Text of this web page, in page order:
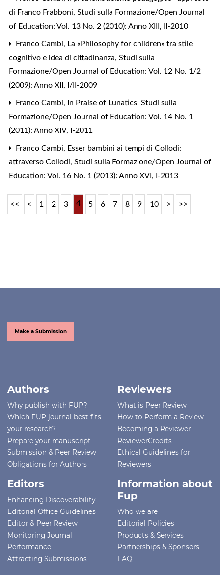
di Franco Frabboni, Studi sulla Formazione/Open Journal
of Education: Vol. 13 No. 2 (2010): Anno XIII, II-2010
Franco Cambi, La «Philosophy for children» tra stile
cognitivo e idea di cittadinanza, Studi sulla
Formazione/Open Journal of Education: Vol. 12 No. 1/2
(2009): Anno XII, I/II-2009
Franco Cambi, In Praise of Lunatics, Studi sulla
Formazione/Open Journal of Education: Vol. 14 No. 1
(2011): Anno XIV, I-2011
Franco Cambi, Esser bambini ai tempi di Collodi:
attraverso Collodi, Studi sulla Formazione/Open Journal of
Education: Vol. 16 No. 1 (2013): Anno XVI, I-2013
<< < 1 2 3 4 5 6 7 8 9 10 > >>
Make a Submission
Authors
Why publish with FUP?
Which FUP journal best fits
your research?
Prepare your manuscript
Submission & Peer Review
Obligations for Authors
Reviewers
What is Peer Review
How to Perform a Review
Becoming a Reviewer
ReviewerCredits
Ethical Guidelines for
Reviewers
Editors
Enhancing Discoverability
Editorial Office Guidelines
Editor & Peer Review
Monitoring Journal
Performance
Attracting Submissions
Information about
Fup
Who we are
Editorial Policies
Products & Services
Partnerships & Sponsors
FAQ